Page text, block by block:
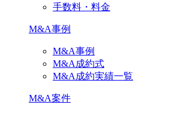
手数料・料金
M&A事例
M&A事例
M&A成約式
M&A成約実績一覧
M&A案件